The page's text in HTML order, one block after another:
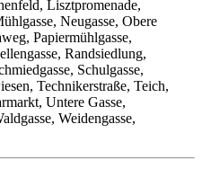
Lisztpromenade,
Neugasse, Obere
Papiermühlgasse,
Randsiedlung,
Schulgasse,
Technikerstraße, Teich,
Untere Gasse,
Weidengasse,